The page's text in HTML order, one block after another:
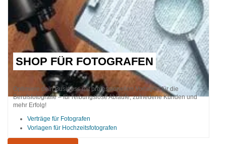
SHOP FÜR FOTOGRAFEN
Optimiere dein Business mit professionellen Vorlagen für die
Berufsfotografie – für reibungslose Abläufe, zufriedene Kunden und
mehr Erfolg!
Verträge für Fotografen
Vorlagen für Hochzeitsfotografen